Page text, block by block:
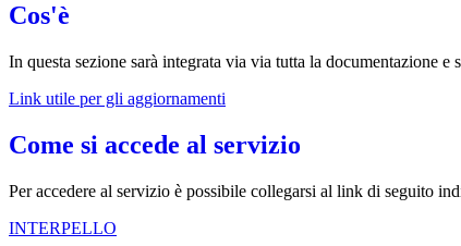
Cos'è
In questa sezione sarà integrata via via tutta la documentazione
Link utile per gli aggiornamenti
Come si accede al servizio
Per accedere al servizio è possibile collegarsi al link di seguito
INTERPELLO